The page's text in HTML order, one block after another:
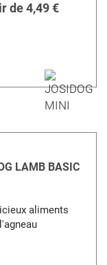
de4,49 €
LAMB BASIC
aliments